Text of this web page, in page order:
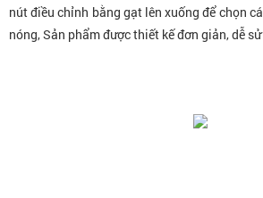
nút điều chỉnh bằng gạt lên xuống để chọn
nóng, Sản phẩm được thiết kế đơn giản, dễ